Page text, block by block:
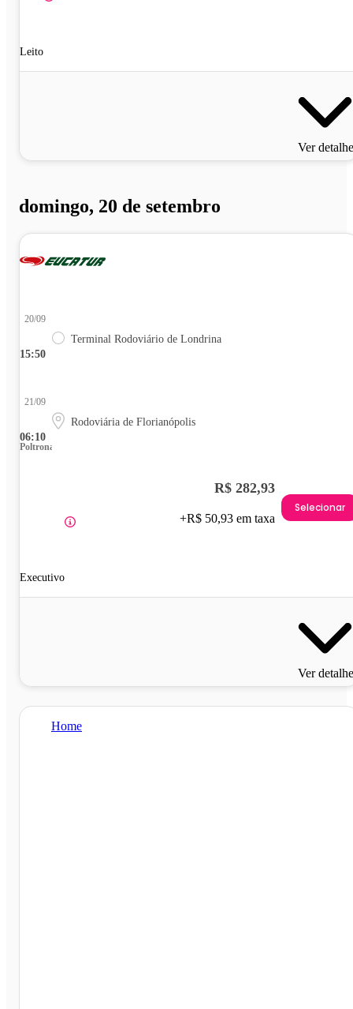
Leito
Ver
domingo, 20 de setembro
15:50
20/09
Terminal Rodoviário de Londrina
06:10
21/09
Rodoviária de Florianópolis
Poltrona
Executivo
R$ 282,93
+R$ 50,93 em taxa
Selecionar
Ver
Home